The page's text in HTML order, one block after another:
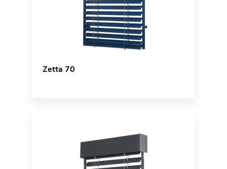
Zetta 70